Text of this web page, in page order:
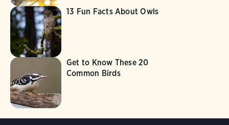
13 Fun Facts About Owls
Get to Know These 20
Common Birds